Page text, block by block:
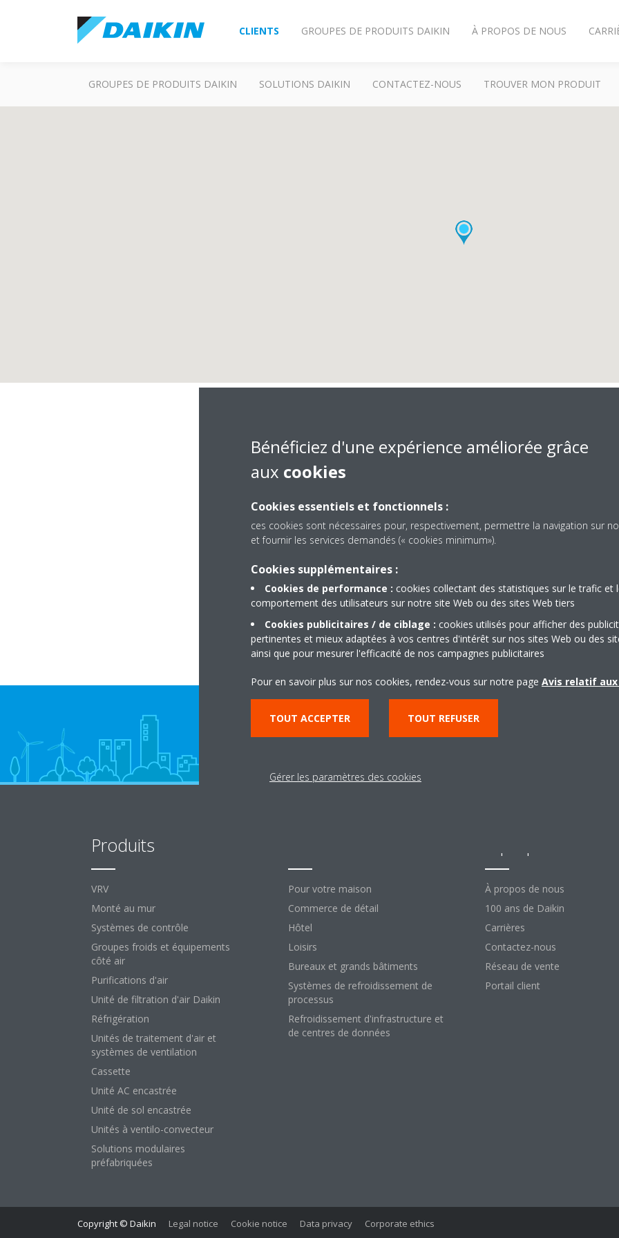
CLIENTS GROUPES DE PRODUITS DAIKIN À PROPOS DE NOUS
GROUPES DE PRODUITS DAIKIN SOLUTIONS DAIKIN CONTACTEZ-NOUS TROUVER MON PRODUIT
Frimadis
Zone industrielle Ain Sebaa, Lot n°1, Rue de
Chefchaouen, Casablanca 20590
m.dafrane@fritec.ma
Produits
VRV
Monté au mur
Systèmes de contrôle
Groupes froids et équipements
côté air
Purifications d'air
Unité de filtration d'air Daikin
Réfrigération
Unités de traitement d'air et
systèmes de ventilation
Cassette
Unité AC encastrée
Unité de sol encastrée
Unités à ventilo-convecteur
Solutions modulaires
préfabriquées
Pour votre maison
Commerce de détail
Hôtel
Loisirs
Bureaux et grands bâtiments
Systèmes de refroidissement de
processus
Refroidissement d'infrastructure et
de centres de données
À propos de nous
100 ans de Daikin
Carrières
Contactez-nous
Réseau de vente
Portail client
Copyright © Daikin Legal notice Cookie notice Data privacy Corporate ethics
Bénéficiez d'une expérience améliorée grâce
aux cookies
Cookies essentiels et fonctionnels :
ces cookies sont nécessaires pour, respectivement, permettre la navigation sur
et fournir les services demandés (« cookies minimum»).
Cookies supplémentaires :
Cookies de performance : cookies collectant des statistiques sur le trafic et
comportement des utilisateurs sur notre site Web ou des sites Web tiers
Cookies publicitaires / de ciblage : cookies utilisés pour afficher des
pertinentes et mieux adaptées à vos centres d'intérêt sur nos sites Web ou des
ainsi que pour mesurer l'efficacité de nos campagnes publicitaires
Pour en savoir plus sur nos cookies, rendez-vous sur notre page Avis relatif
TOUT ACCEPTER TOUT REFUSER
Gérer les paramètres des cookies